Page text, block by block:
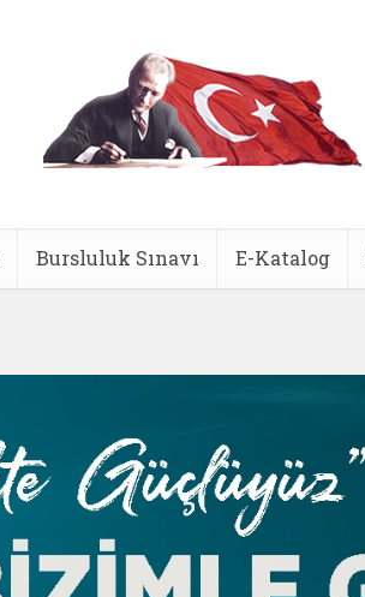
Bursluluk Sınavı E-Katalog